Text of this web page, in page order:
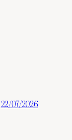
22/07/2026